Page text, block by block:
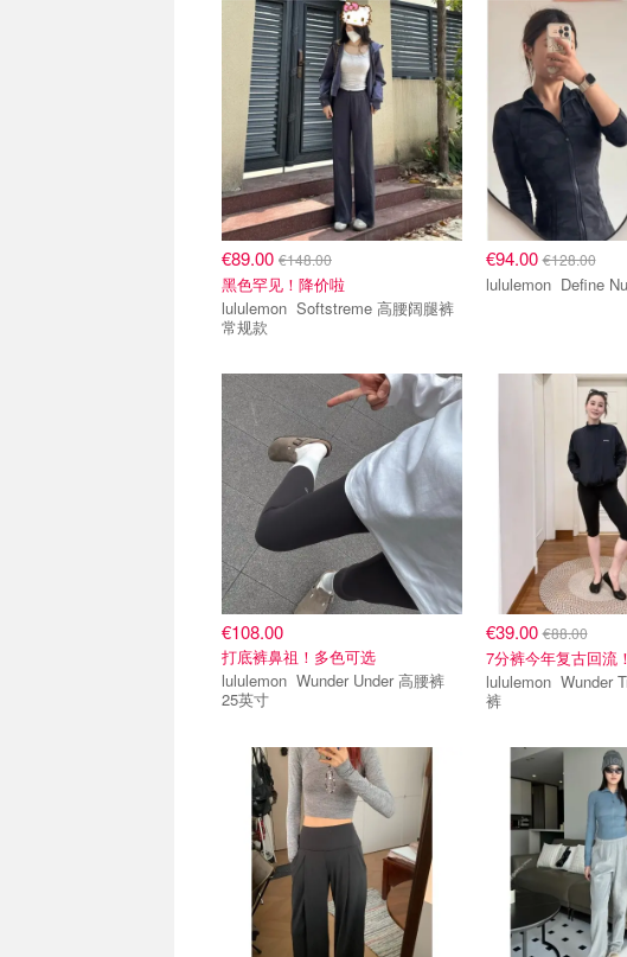
€89.00 €148.00
黑色罕见！降价啦
lululemon Softstreme 高腰阔腿裤
常规款
€94.00€128.00
lululemon
€108.00
打底裤鼻祖！多色可选
lululemon Wunder Under 高腰裤
25英寸
€39.00€88.00
7分裤今年复古回流！
lululemon Wunder Train 高腰九分
裤